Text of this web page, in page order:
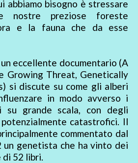
abbiamo bisogno è stressare
nostre preziose foreste
e la fauna che da esse
eccellente documentario (A
Growing Threat, Genetically
si discute su come gli alberi
in modo avverso i
su grande scala, con degli
catastrofici. Il
commentato dal
un genetista che ha vinto dei
di 52 libri.